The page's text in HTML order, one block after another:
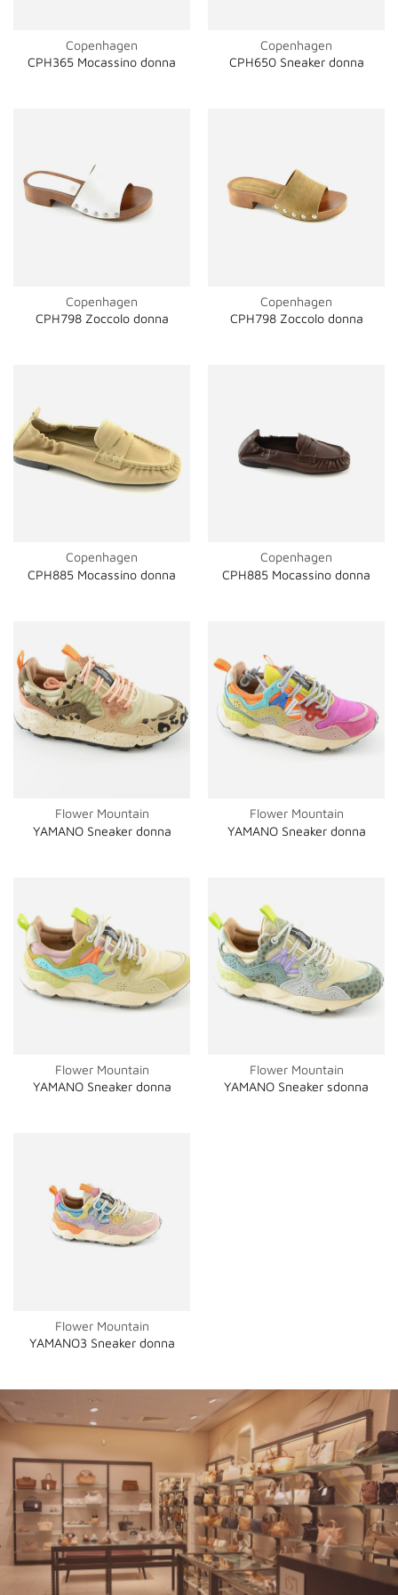
Copenhagen
CPH365 Mocassino donna
Copenhagen
CPH650 Sneaker donna
Copenhagen
CPH798 Zoccolo donna
Copenhagen
CPH798 Zoccolo donna
Copenhagen
CPH885 Mocassino donna
Copenhagen
CPH885 Mocassino donna
Flower Mountain
YAMANO Sneaker donna
Flower Mountain
YAMANO Sneaker donna
Flower Mountain
YAMANO Sneaker donna
Flower Mountain
YAMANO Sneaker sdonna
Flower Mountain
YAMANO3 Sneaker donna